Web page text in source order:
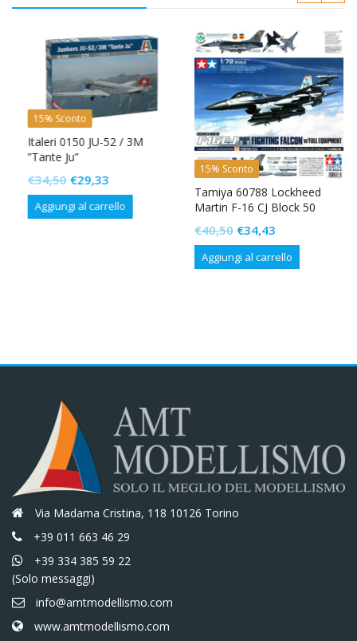
15% Sconto
Italeri 0150 JU-52 / 3M
”Tante Ju”
€34,50Il
prezzo
originale
€ 29,33Il
prezzo
attuale
Aggiungi al carrello
15% Sconto
Tamiya 60788 Lockheed
Martin F-16 CJ Block 50
Equipment
40,50Il
prezzo
originale
€ 34,43Il
prezzo
attuale
Aggiungi al carrello
Via Madama Cristina, 118 10126 Torino
+39 011 663 46 29
+39 334 385 59 22
(Solo messaggi)
info@amtmodellismo.com
www.amtmodellismo.com